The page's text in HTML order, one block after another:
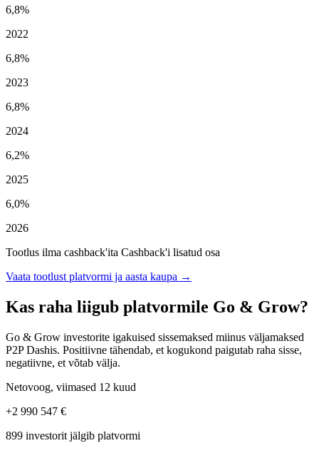
6,8%
2022
6,8%
2023
6,8%
2024
6,2%
2025
6,0%
2026
Tootlus ilma cashback'ita Cashback'i lisatud osa
Vaata tootlust platvormi ja aasta kaupa →
Kas raha liigub platvormile Go & Grow?
Go & Grow investorite igakuised sissemaksed miinus väljamaksed
P2P Dashis. Positiivne tähendab, et kogukond paigutab raha sisse,
negatiivne, et võtab välja.
Netovoog, viimased 12 kuud
+2 990 547 €
899 investorit jälgib platvormi